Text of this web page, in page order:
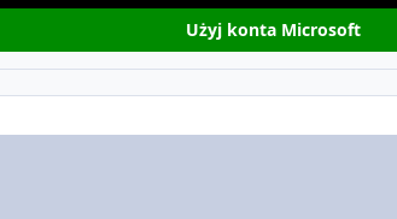
Użyj konta Microsoft